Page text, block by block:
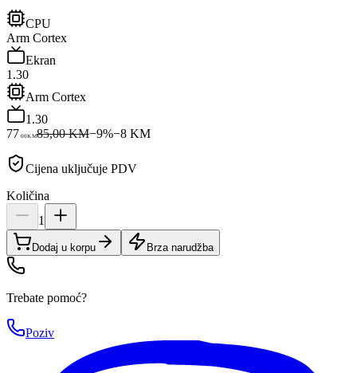
CPU
Arm Cortex
Ekran
1.30
Arm Cortex
1.30
77 00KM85,00 KM−9%−8KM
Cijena uključuje PDV
Količina
1
Dodaj u korpu Brza narudžba
Trebate pomoć?
Poziv